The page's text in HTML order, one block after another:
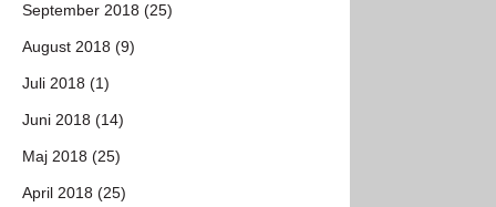
September 2018 (25)
August 2018 (9)
Juli 2018 (1)
Juni 2018 (14)
Maj 2018 (25)
April 2018 (25)